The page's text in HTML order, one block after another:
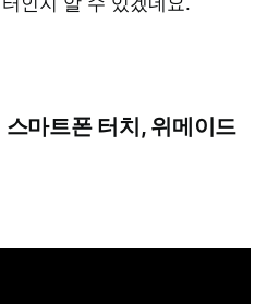
마트폰 터치, 위메이드